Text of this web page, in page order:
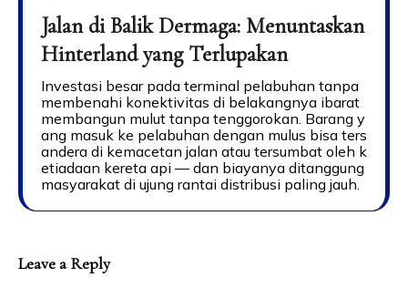
Jalan di Balik Dermaga: Menuntaskan
Hinterland yang Terlupakan
Investasi besar pada terminal pelabuhan tanpa
membenahi konektivitas di belakangnya ibarat
membangun mulut tanpa tenggorokan. Barang y
ang masuk ke pelabuhan dengan mulus bisa ters
andera di kemacetan jalan atau tersumbat oleh k
etiadaan kereta api — dan biayanya ditanggung
masyarakat di ujung rantai distribusi paling jauh.
Leave a Reply